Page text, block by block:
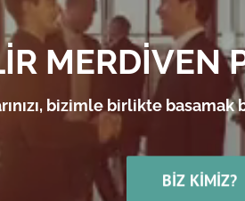
MERDİVEN
bizimle birlikte basamak
BIZ KIMIZ?